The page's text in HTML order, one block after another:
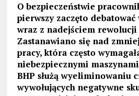
O bezpieczeństwie
pierwszy zaczęto debatować
wraz z nadejściem rewolucji
Zastanawiano się nad
pracy, która często
niebezpiecznymi
BHP służą wyeliminowaniu
wywołujących negatywne